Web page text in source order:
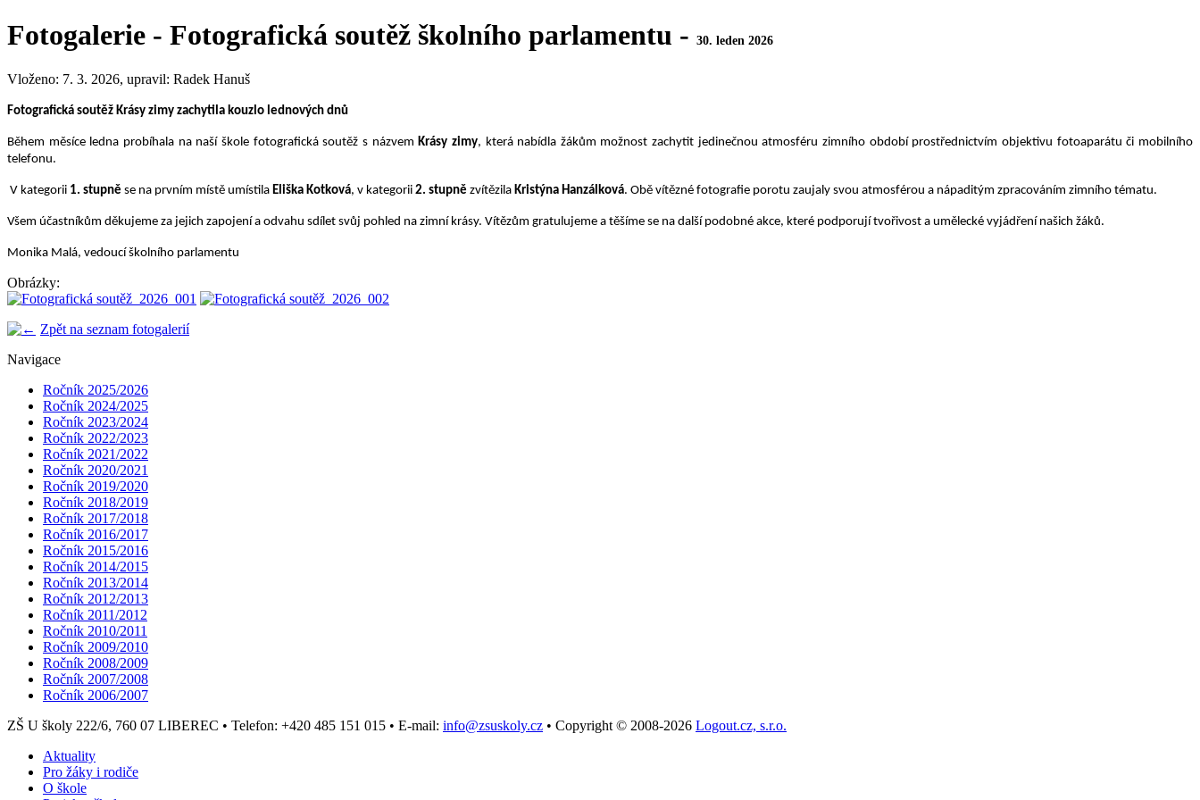
Fotogalerie - Fotografická soutěž školního parlamentu - 30. leden 2026
Vloženo: 7. 3. 2026, upravil: Radek Hanuš
Fotografická soutěž Krásy zimy zachytila kouzlo lednových dnů
Během měsíce ledna probíhala na naší škole fotografická soutěž s názvem Krásy zimy, která nabídla žákům možnost zachytit jedinečnou atmosféru zimního období prostřednictvím objektivu fotoaparátu či mobilního
telefonu.
V kategorii 1. stupně se na prvním místě umístila Eliška Kotková, v kategorii 2. stupně zvítězila Kristýna Hanzálková. Obě vítězné fotografie porotu zaujaly svou atmosférou a nápaditým zpracováním zimního tématu.
Všem účastníkům děkujeme za jejich zapojení a odvahu sdílet svůj pohled na zimní krásy. Vítězům gratulujeme a těšíme se na další podobné akce, které podporují tvořivost a umělecké vyjádření našich žáků.
Monika Malá, vedoucí školního parlamentu
Obrázky:
Zpět na seznam fotogalerií
Navigace
Ročník 2025/2026
Ročník 2024/2025
Ročník 2023/2024
Ročník 2022/2023
Ročník 2021/2022
Ročník 2020/2021
Ročník 2019/2020
Ročník 2018/2019
Ročník 2017/2018
Ročník 2016/2017
Ročník 2015/2016
Ročník 2014/2015
Ročník 2013/2014
Ročník 2012/2013
Ročník 2011/2012
Ročník 2010/2011
Ročník 2009/2010
Ročník 2008/2009
Ročník 2007/2008
Ročník 2006/2007
ZŠ U školy 222/6, 760 07 LIBEREC • Telefon: +420 485 151 015 • E-mail: info@zsuskoly.cz • Copyright © 2008-2026 Logout.cz, s.r.o.
Aktuality
Pro žáky i rodiče
O škole